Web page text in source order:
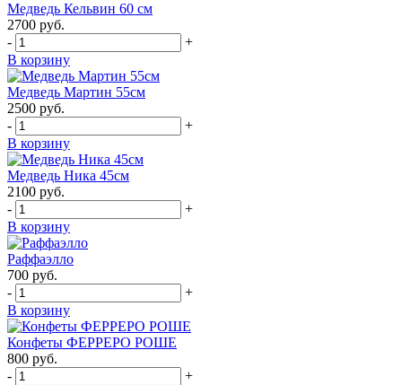
Медведь Кельвин 60 см
2700 руб.
-
+
В корзину
Медведь Мартин 55см
2500 руб.
-
+
В корзину
Медведь Ника 45см
2100 руб.
-
+
В корзину
Раффаэлло
700 руб.
-
+
В корзину
Конфеты ФЕРРЕРО РОШЕ
800 руб.
-
+